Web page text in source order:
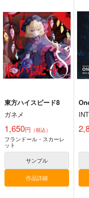
東方Project
八雲藍
菅牧典
サンプル
カート
東方ハイスピード8
ガネメ
1,650円 （税込）
フランドール・スカーレ
ット
サンプル
作品詳細